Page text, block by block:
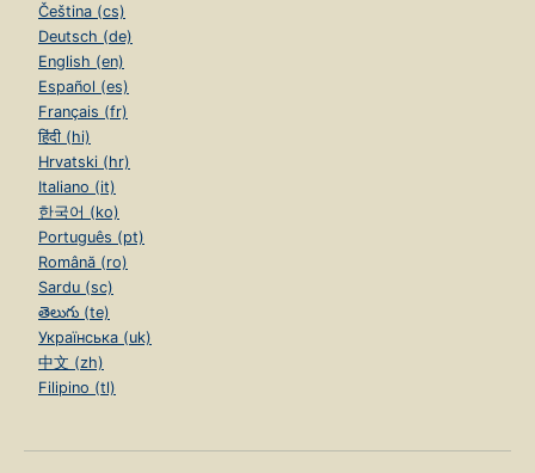
Čeština (cs)
Deutsch (de)
English (en)
Español (es)
Français (fr)
हिंदी (hi)
Hrvatski (hr)
Italiano (it)
한국어 (ko)
Português (pt)
Română (ro)
Sardu (sc)
తెలుగు (te)
Українська (uk)
中文 (zh)
Filipino (tl)